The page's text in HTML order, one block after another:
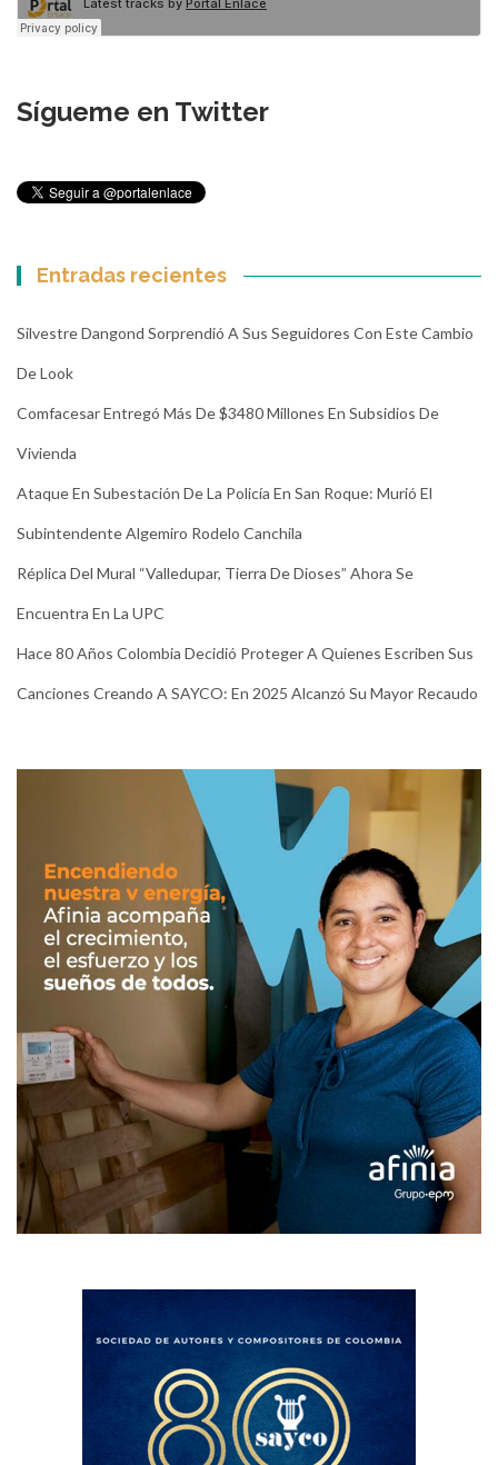
Sígueme en Twitter
Entradas recientes
Silvestre Dangond Sorprendió A Sus Seguidores Con Este Cambio
De Look
Comfacesar Entregó Más De $3480 Millones En Subsidios De
Vivienda
Ataque En Subestación De La Policía En San Roque: Murió El
Subintendente Algemiro Rodelo Canchila
Réplica Del Mural “Valledupar, Tierra De Dioses” Ahora Se
Encuentra En La UPC
Hace 80 Años Colombia Decidió Proteger A Quienes Escriben Sus
Canciones Creando A SAYCO: En 2025 Alcanzó Su Mayor Recaudo